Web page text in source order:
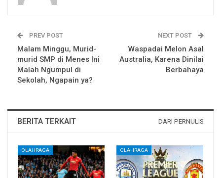
PREV POST
Malam Minggu, Murid-
murid SMP di Menes Ini
Malah Ngumpul di
Sekolah, Ngapain ya?
NEXT POST
Waspadai Melon Asal
Australia, Karena Dinilai
Berbahaya
BERITA TERKAIT DARI PERNULIS
OLAHRAGA OLAHRAGA